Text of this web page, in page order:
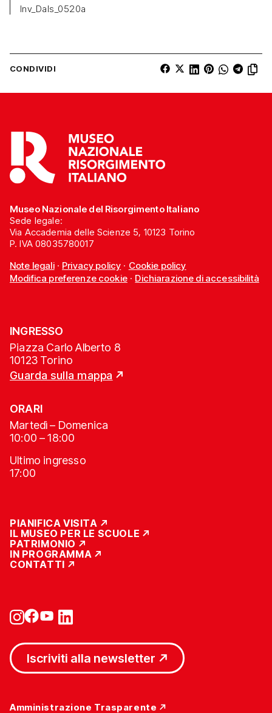
Inv_Dals_0520a
CONDIVIDI
Museo Nazionale del Risorgimento Italiano
Sede legale:
Via Accademia delle Scienze 5, 10123 Torino
P. IVA 08035780017
Note legali· Privacy policy · Cookie policy
Modifica preferenze cookie· Dichiarazione di accessibilità
INGRESSO
Piazza Carlo Alberto 8
10123 Torino
Guarda sulla mappa
ORARI
Martedì – Domenica
10:00 – 18:00
Ultimo ingresso
17:00
PIANIFICA VISITA
IL MUSEO PER LE SCUOLE
PATRIMONIO
IN PROGRAMMA
CONTATTI
Iscriviti alla newsletter
Amministrazione Trasparente